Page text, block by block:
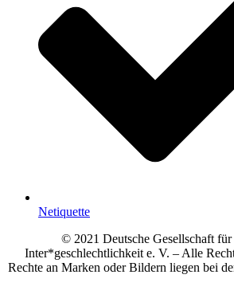
Netiquette
© 2021 Deutsche Gesellschaft
Inter*geschlechtlichkeit e. V. – Alle
Rechte an Marken oder Bildern liegen bei